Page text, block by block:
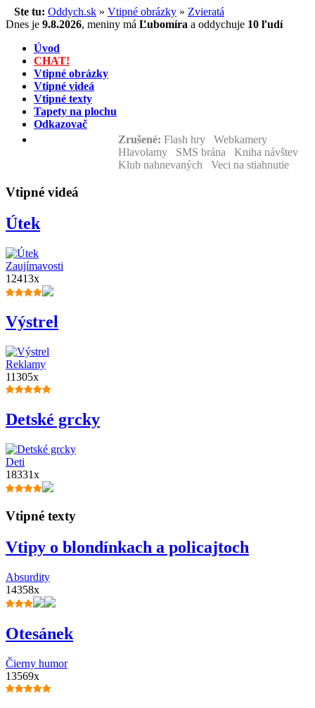
Ste tu: Oddych.sk » Vtipné obrázky » Zvieratá
Dnes je 9.8.2026, meniny má Ľubomíra a oddychuje 10 ľudí
Úvod
CHAT!
Vtipné obrázky
Vtipné videá
Vtipné texty
Tapety na plochu
Odkazovač
Zrušené: Flash hry Webkamery
Hlavolamy SMS brána Kniha návštev
Klub nahnevaných Veci na stiahnutie
Vtipné videá
Útek
Zaujímavosti
12413x
Výstrel
Reklamy
11305x
Detské grcky
Deti
18331x
Vtipné texty
Vtipy o blondínkach a policajtoch
Absurdity
14358x
Otesánek
Čierny humor
13569x